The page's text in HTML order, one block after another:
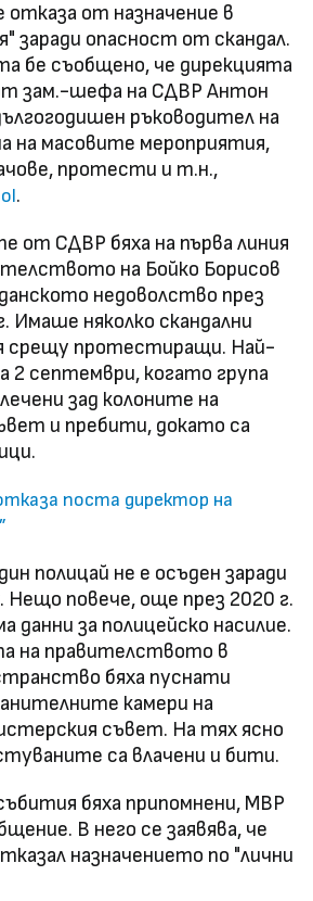
от назначение в
заради опасност от скандал.
бе съобщено, че дирекцията
зам.-шефа на СДВР Антон
ръководител на
на масовите мероприятия,
протести и т.н.,
.
от СДВР бяха на първа линия
на Бойко Борисов
недоволство през
Имаше няколко скандални
срещу протестиращи. Най-
2 септември, когато група
зад колоните на
и пребити, докато са
поста директор на
полицай не е осъден заради
Нещо повече, още през 2020 г.
данни за полицейско насилие.
на правителството в
бяха пуснати
камери на
съвет. На тях ясно
са влачени и бити.
бяха припомнени, МВР
В него се заявява, че
назначението по "лични